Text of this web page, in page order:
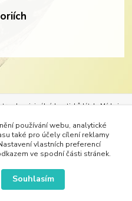
trendu originálních potisků látek.Móda je
který se nechá na míru ušít. Originálním
šaty – svatební, společenské, šaty
alespoň trička. Do divadel lze s
na postele, paravány nebo závěsy.
používání webu, analytické
také pro účely cílení reklamy
vlastních preferencí
ve spodní části stránek.
Souhlasím